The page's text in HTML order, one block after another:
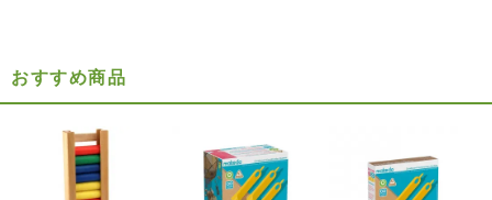
おすすめ商品